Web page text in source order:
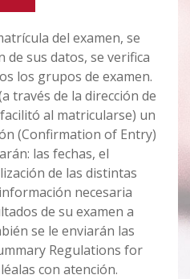
del examen, se
de sus datos, se verifica
los grupos de examen.
través de la dirección de
al matricularse) un
(Confirmation of Entry)
las fechas, el
de las distintas
necesaria
de su examen a
se le enviarán las
Regulations for
con atención.